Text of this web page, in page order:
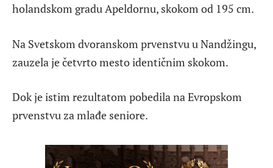
holandskom gradu Apeldornu, skokom od 195 cm.
Na Svetskom dvoranskom prvenstvu u Nandžingu,
zauzela je četvrto mesto identičnim skokom.
Dok je istim rezultatom pobedila na Evropskom
prvenstvu za mlađe seniore.